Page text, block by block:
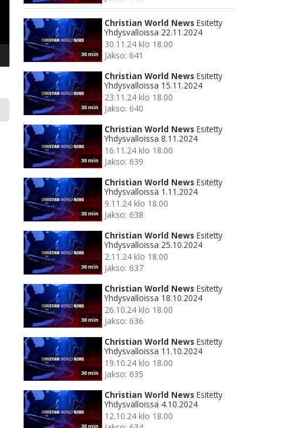
30 min
Christian World News Esitetty
Yhdysvalloissa 22.11.2024
30.11.24 klo 18.00
Jakso: 641
30 min
Christian World News Esitetty
Yhdysvalloissa 15.11.2024
23.11.24 klo 18.00
Jakso: 640
30 min
Christian World News Esitetty
Yhdysvalloissa 8.11.2024
16.11.24 klo 18.00
Jakso: 639
30 min
Christian World News Esitetty
Yhdysvalloissa 1.11.2024
9.11.24 klo 18.00
Jakso: 638
30 min
Christian World News Esitetty
Yhdysvalloissa 25.10.2024
2.11.24 klo 18.00
Jakso: 637
30 min
Christian World News Esitetty
Yhdysvalloissa 18.10.2024
26.10.24 klo 18.00
Jakso: 636
30 min
Christian World News Esitetty
Yhdysvalloissa 11.10.2024
19.10.24 klo 18.00
Jakso: 635
30 min
Christian World News Esitetty
Yhdysvalloissa 4.10.2024
12.10.24 klo 18.00